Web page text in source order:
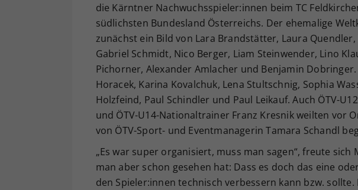
die Kärntner Nachwuchsspieler:innen beim TC
südlichsten Bundesland Österreichs. Der ehemalige
zunächst ein Bild von Lara Brandstätter, Laura Quendler,
Gabriel Schmidt, Nico Berger, Liam Steinwender, Lino
Pichorner, Alexander Amlacher und Benjamin
Horacek, Karina Kovalchuk, Lena Stultschnig, Sophia
Holzfeind, Paul Schindler und Paul Leikauf. Auch ÖTV-
und ÖTV-U14-Nationaltrainer Franz Kresnik weilten vor
von ÖTV-Sport- und Eventmanagerin Tamara Schandl
„Es war super organisiert, muss man sagen“, freute sich
man aber schon gesehen hat: Dass es doch das eine
den Spieler:innen technisch verbessern kann bzw.